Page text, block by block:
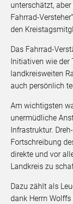
unterschätzt,
Fahrrad-
den
Das Fahrrad-
Initiativen wie der
landkreisweiten
auch persönlich
Am wichtigsten
unermüdliche
Infrastruktur.
Fortschreibung
direkte und vor
Landkreis zu
Dazu zählt als
dank Herrn